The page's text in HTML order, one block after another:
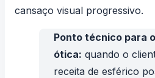
cansaço visual progressivo.
Ponto técnico para
ótica: quando o
receita de esférico